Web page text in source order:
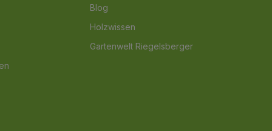
Blog
Holzwissen
Gartenwelt Riegelsberger